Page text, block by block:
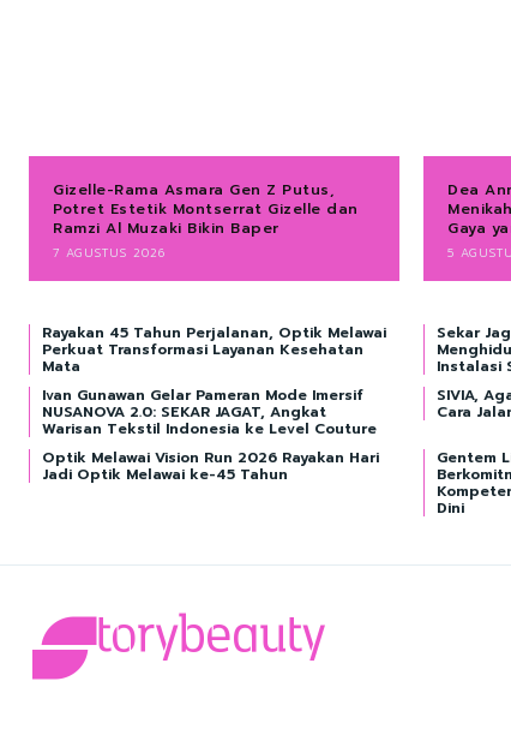
Gizelle-Rama Asmara Gen Z Putus,
Potret Estetik Montserrat Gizelle dan
Ramzi Al Muzaki Bikin Baper
7 AGUSTUS 2026
Dea
Gaya
5
Rayakan 45 Tahun Perjalanan, Optik Melawai
Perkuat Transformasi Layanan Kesehatan
Mata
Sekar
Instalasi
Ivan Gunawan Gelar Pameran Mode Imersif
NUSANOVA 2.0: SEKAR JAGAT, Angkat
Warisan Tekstil Indonesia ke Level Couture
SIVIA,
Cara
Optik Melawai Vision Run 2026 Rayakan Hari
Jadi Optik Melawai ke-45 Tahun
Gentem
Dini